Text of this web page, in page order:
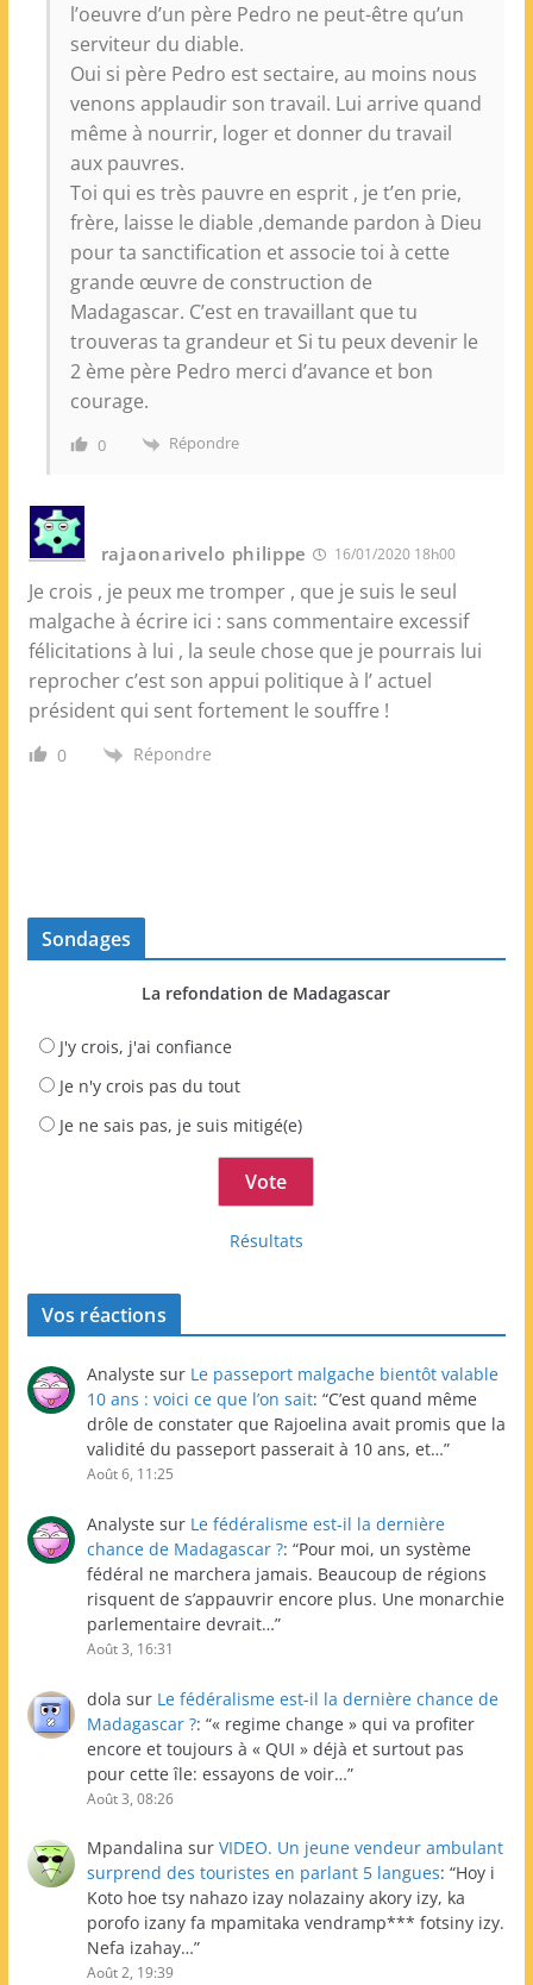
l’oeuvre d’un père Pedro ne peut-être qu’un
serviteur du diable.
Oui si père Pedro est sectaire, au moins nous
venons applaudir son travail. Lui arrive quand
même à nourrir, loger et donner du travail
aux pauvres.
Toi qui es très pauvre en esprit , je t’en prie,
frère, laisse le diable ,demande pardon à Dieu
pour ta sanctification et associe toi à cette
grande œuvre de construction de
Madagascar. C’est en travaillant que tu
trouveras ta grandeur et Si tu peux devenir le
2 ème père Pedro merci d’avance et bon
courage.
0 Répondre
rajaonarivelo philippe 16/01/2020 18h00
Je crois , je peux me tromper , que je suis le seul
malgache à écrire ici : sans commentaire excessif
félicitations à lui , la seule chose que je pourrais lui
reprocher c’est son appui politique à l’ actuel
président qui sent fortement le souffre !
0 Répondre
Sondages
La refondation de Madagascar
J'y crois, j'ai confiance
Je n'y crois pas du tout
Je ne sais pas, je suis mitigé(e)
Résultats
Vos réactions
Analyste sur Le passeport malgache bientôt valable
10 ans : voici ce que l’on sait: “C’est quand même
drôle de constater que Rajoelina avait promis que la
validité du passeport passerait à 10 ans, et…”
Août 6, 11:25
Analyste sur Le fédéralisme est-il la dernière
chance de Madagascar ?: “Pour moi, un système
fédéral ne marchera jamais. Beaucoup de régions
risquent de s’appauvrir encore plus. Une monarchie
parlementaire devrait…”
Août 3, 16:31
dola sur Le fédéralisme est-il la dernière chance de
Madagascar ?: “« regime change » qui va profiter
encore et toujours à « QUI » déjà et surtout pas
pour cette île: essayons de voir…”
Août 3, 08:26
Mpandalina sur VIDEO. Un jeune vendeur ambulant
surprend des touristes en parlant 5 langues: “Hoy i
Koto hoe tsy nahazo izay nolazainy akory izy, ka
porofo izany fa mpamitaka vendramp*** fotsiny izy.
Nefa izahay…”
Août 2, 19:39